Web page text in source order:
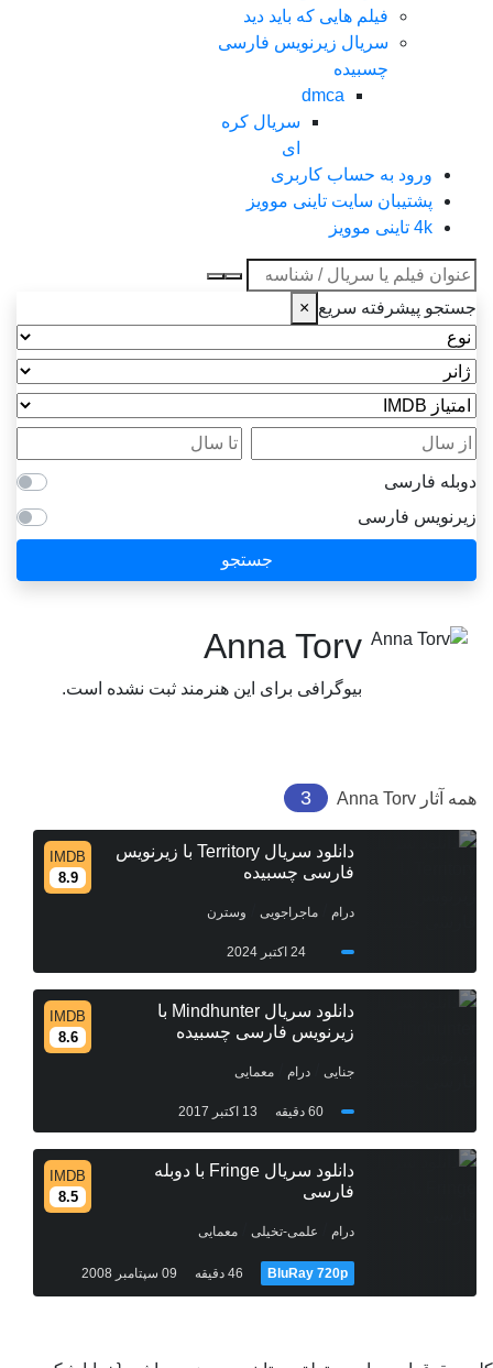
فیلم هایی که باید دید
سریال زیرنویس فارسی
چسبیده
dmca
سریال کره
ای
ورود به حساب کاربری
پشتیبان سایت تاینی موویز
4k تاینی موویز
عنوان جستجو
جستجو پیشرفته سریع ×
نوع
ژانر
امتیاز IMDB
از سال
تا سال
دوبله فارسی
زیرنویس فارسی
جستجو
Anna Torv
بیوگرافی برای این هنرمند ثبت نشده است.
همه آثار Anna Torv
3
دانلود سریال Territory با زیرنویس
فارسی چسبیده
IMDB
8.9
درام ماجراجویی وسترن
24 اکتبر 2024
دانلود سریال Mindhunter با
زیرنویس فارسی چسبیده
IMDB
8.6
جنایی درام معمایی
60 دقیقه 13 اکتبر 2017
دانلود سریال Fringe با دوبله
فارسی
IMDB
8.5
درام علمی-تخیلی معمایی
BluRay 720p 46 دقیقه 09 سپتامبر 2008